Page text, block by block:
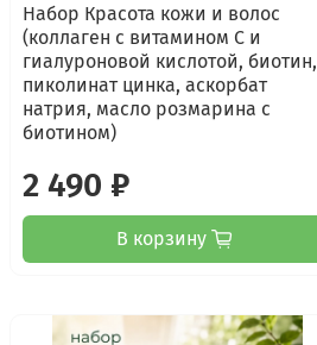
Набор Красота кожи и волос
(коллаген с витамином С и
гиалуроновой кислотой, биотин,
пиколинат цинка, аскорбат
натрия, масло розмарина с
биотином)
2 490 ₽
В корзину